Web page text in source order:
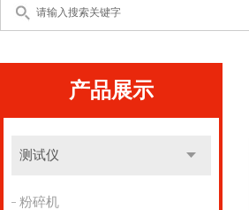
产品展示
测试仪
粉碎机